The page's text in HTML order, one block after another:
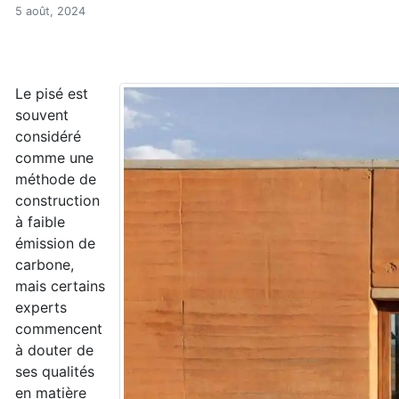
Accueil
Les murs en terre de pisé,
5 août, 2024
Le pisé est
souvent
considéré
comme une
méthode de
construction
à faible
émission de
carbone,
mais certains
experts
commencent
à douter de
ses qualités
en matière